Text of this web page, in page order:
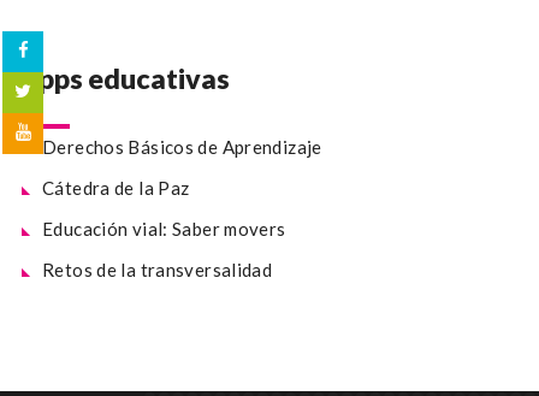
Apps educativas
Derechos Básicos de Aprendizaje
Cátedra de la Paz
Educación vial: Saber movers
Retos de la transversalidad